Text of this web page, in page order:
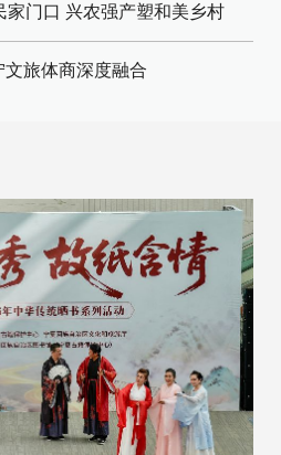
家门口 兴农强产塑和美乡村
文旅体商深度融合